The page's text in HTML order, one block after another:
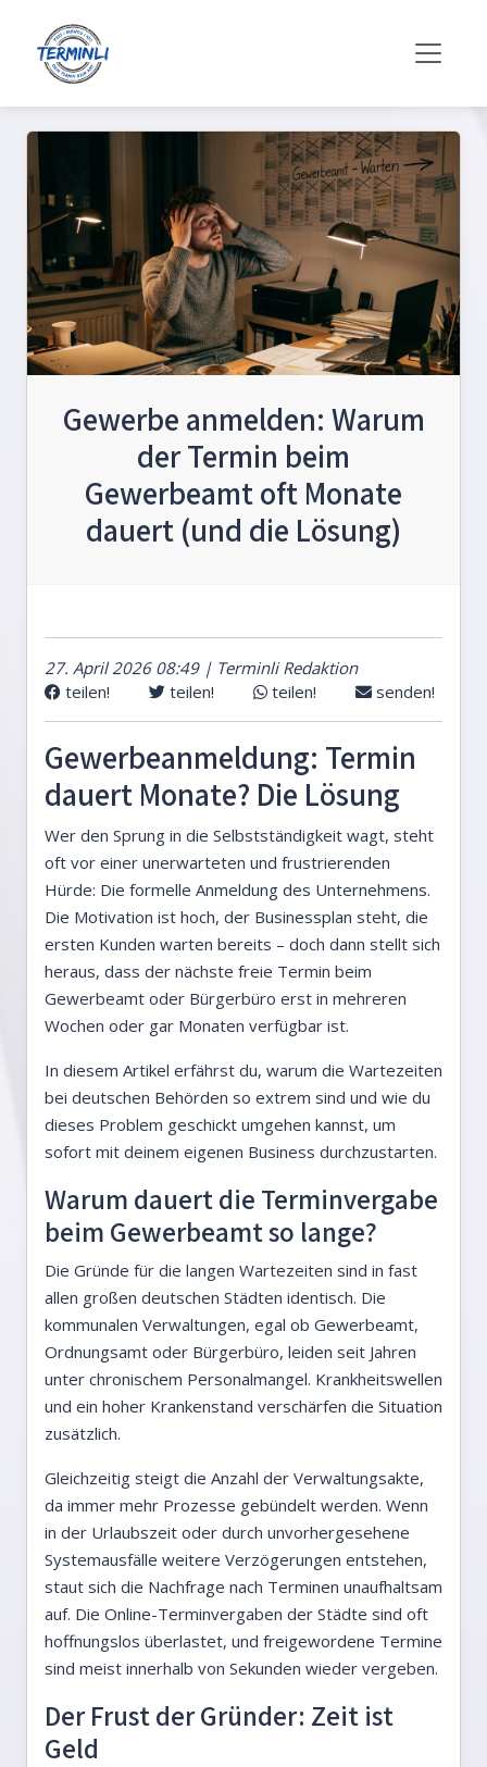
Gewerbe anmelden: Warum
der Termin beim
Gewerbeamt oft Monate
dauert (und die Lösung)
27. April 2026 08:49 | Terminli Redaktion
teilen!
teilen! teilen! senden!
Gewerbeanmeldung: Termin
dauert Monate? Die Lösung
Wer den Sprung in die Selbstständigkeit wagt, steht
oft vor einer unerwarteten und frustrierenden
Hürde: Die formelle Anmeldung des Unternehmens.
Die Motivation ist hoch, der Businessplan steht, die
ersten Kunden warten bereits – doch dann stellt sich
heraus, dass der nächste freie Termin beim
Gewerbeamt oder Bürgerbüro erst in mehreren
Wochen oder gar Monaten verfügbar ist.
In diesem Artikel erfährst du, warum die Wartezeiten
bei deutschen Behörden so extrem sind und wie du
dieses Problem geschickt umgehen kannst, um
sofort mit deinem eigenen Business durchzustarten.
Warum dauert die Terminvergabe
beim Gewerbeamt so lange?
Die Gründe für die langen Wartezeiten sind in fast
allen großen deutschen Städten identisch. Die
kommunalen Verwaltungen, egal ob Gewerbeamt,
Ordnungsamt oder Bürgerbüro, leiden seit Jahren
unter chronischem Personalmangel. Krankheitswellen
und ein hoher Krankenstand verschärfen die Situation
zusätzlich.
Gleichzeitig steigt die Anzahl der Verwaltungsakte,
da immer mehr Prozesse gebündelt werden. Wenn
in der Urlaubszeit oder durch unvorhergesehene
Systemausfälle weitere Verzögerungen entstehen,
staut sich die Nachfrage nach Terminen unaufhaltsam
auf. Die Online-Terminvergaben der Städte sind oft
hoffnungslos überlastet, und freigewordene Termine
sind meist innerhalb von Sekunden wieder vergeben.
Der Frust der Gründer: Zeit ist
Geld